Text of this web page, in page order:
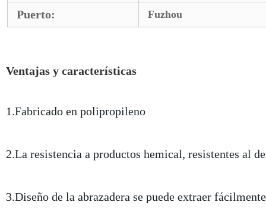
Puerto: Fuzhou
Ventajas y características
1.Fabricado en polipropileno
2.La resistencia a productos hemical, resistentes al
3.Diseño de la abrazadera se puede extraer